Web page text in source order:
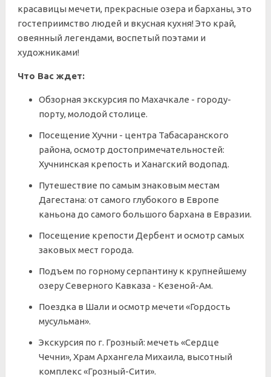
красавицы мечети, прекрасные озера и барханы, это
гостеприимство людей и вкусная кухня! Это край,
овеянный легендами, воспетый поэтами и
художниками!
Что Вас ждет:
Обзорная экскурсия по Махачкале - городу-
порту, молодой столице.
Посещение Хучни - центра Табасаранского
района, осмотр достопримечательностей:
Хучнинская крепость и Ханагский водопад.
Путешествие по самым знаковым местам
Дагестана: от самого глубокого в Европе
каньона до самого большого бархана в Евразии.
Посещение крепости Дербент и осмотр самых
заковых мест города.
Подъем по горному серпантину к крупнейшему
озеру Северного Кавказа - Кезеной-Ам.
Поездка в Шали и осмотр мечети «Гордость
мусульман».
Экскурсия по г. Грозный: мечеть «Сердце
Чечни», Храм Архангела Михаила, высотный
комплекс «Грозный-Сити».